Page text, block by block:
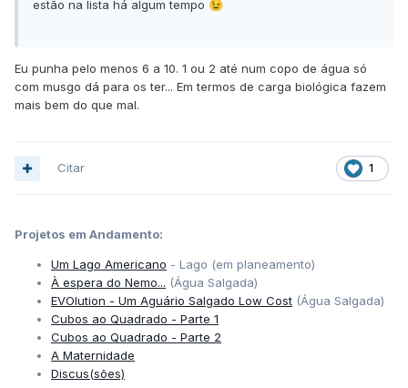
estão na lista há algum tempo 😉
Eu punha pelo menos 6 a 10. 1 ou 2 até num copo de água só
com musgo dá para os ter... Em termos de carga biológica fazem
mais bem do que mal.
1
Citar
Projetos em Andamento:
Um Lago Americano - Lago (em planeamento)
À espera do Nemo... (Água Salgada)
EVOlution - Um Aguário Salgado Low Cost (Água Salgada)
Cubos ao Quadrado - Parte 1
Cubos ao Quadrado - Parte 2
A Maternidade
Discus(sões)